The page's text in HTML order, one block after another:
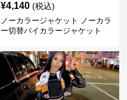
¥4,140 (税込)
ノーカラージャケット ノーカラ
ー切替バイカラージャケット